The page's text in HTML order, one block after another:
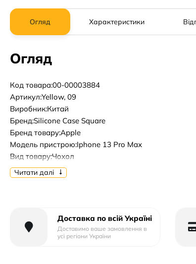
Огляд Характеристики
Огляд
Код товара:00-00003884
Артикул:Yellow, 09
Виробник:Китай
Бренд:Silicone Case Square
Бренд товару:Apple
Модель пристрою:Iphone 13 Pro Max
Вид товару:Чохол
Форм-фактор:Накладка
Тип матеріалу:Силікон
Читати далі
Доставка по всій Україні
Доставимо ваше замовлення в
усі регіони України